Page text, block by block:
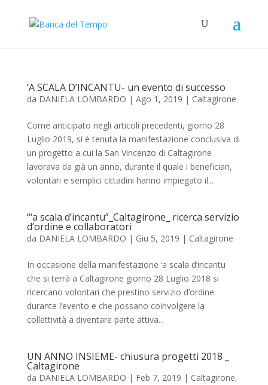
‘A SCALA D’INCANTU- un evento di successo
da DANIELA LOMBARDO | Ago 1, 2019 | Caltagirone
Come anticipato negli articoli precedenti, giorno 28
Luglio 2019, si è tenuta la manifestazione conclusiva di
un progetto a cui la San Vincenzo di Caltagirone
lavorava da già un anno, durante il quale i beneficiari,
volontari e semplici cittadini hanno impiegato il...
“‘a scala d’incantu”_Caltagirone_ ricerca servizio
d’ordine e collaboratori
da DANIELA LOMBARDO | Giu 5, 2019 | Caltagirone
In occasione della manifestazione ‘a scala d’incantu
che si terrà a Caltagirone giorno 28 Luglio 2018 si
ricercano volontari che prestino servizio d’ordine
durante l’evento e che possano coinvolgere la
collettività a diventare parte attiva...
UN ANNO INSIEME- chiusura progetti 2018 _
Caltagirone
da DANIELA LOMBARDO | Feb 7, 2019 | Caltagirone,